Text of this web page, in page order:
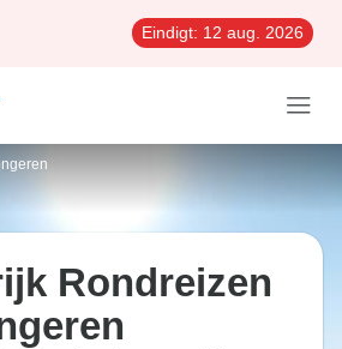
Eindigt: 12 aug. 2026
Rondreizen